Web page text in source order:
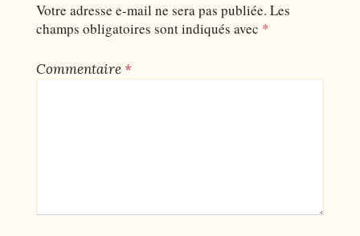
Votre adresse e-mail ne sera pas publiée. Les
champs obligatoires sont indiqués avec *
Commentaire *